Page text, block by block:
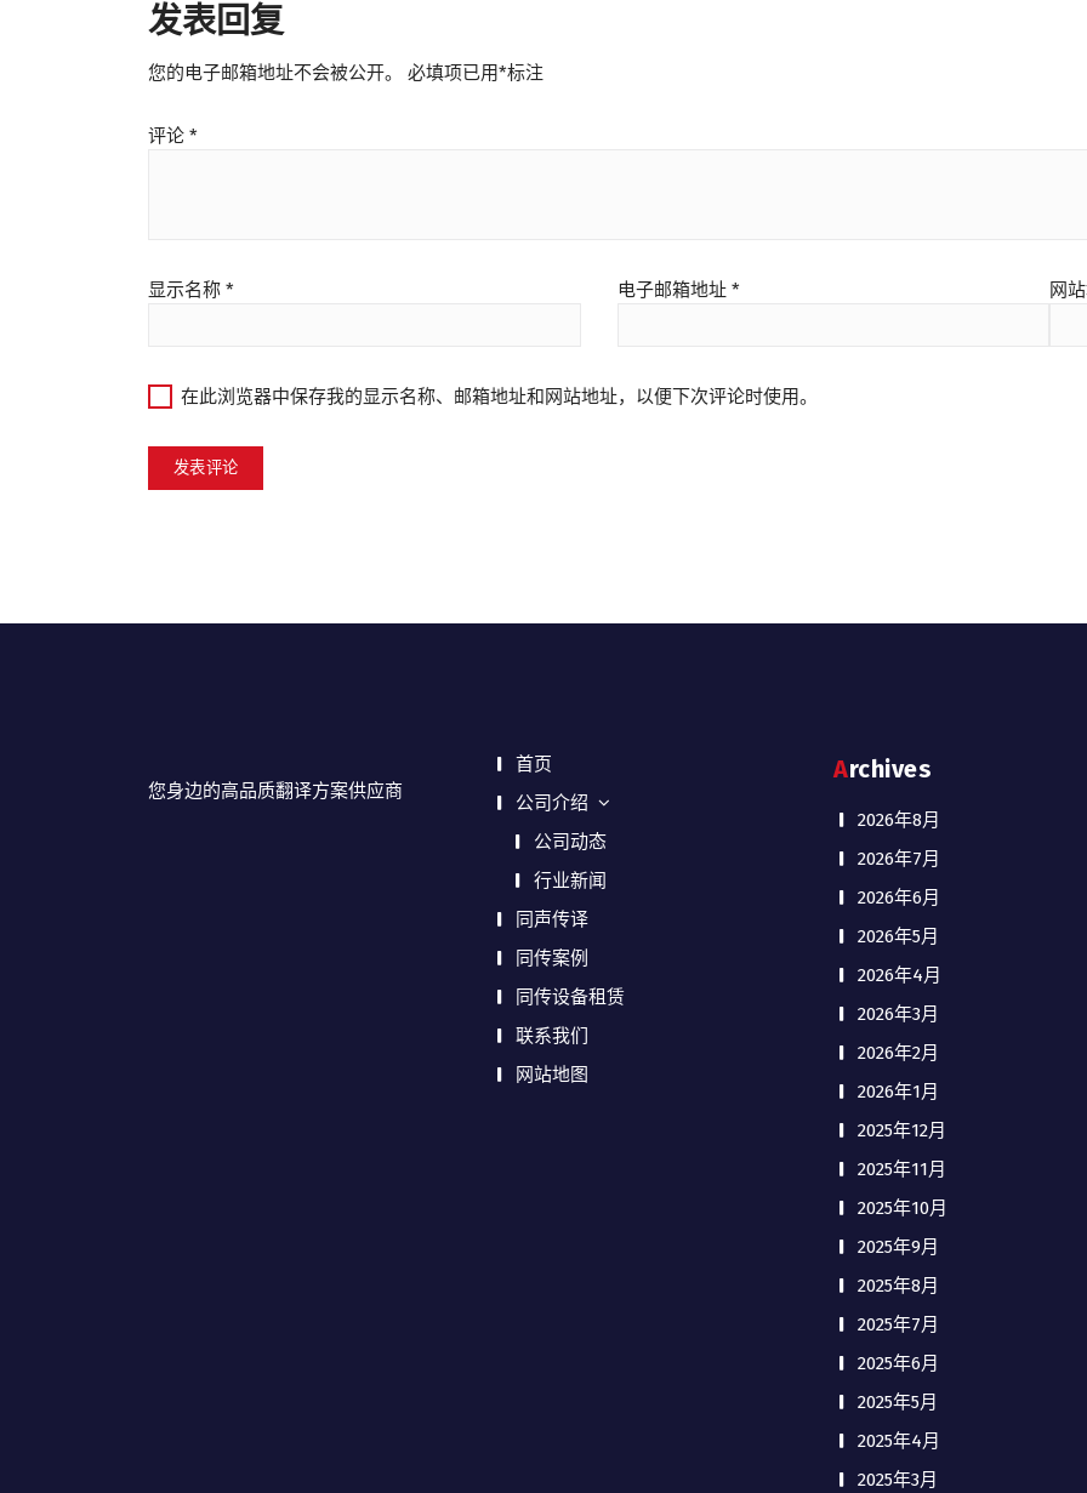
发表回复
您的电子邮箱地址不会被公开。 必填项已用*标注
评论 *
显示名称 * 电子邮箱地址 * 网
在此浏览器中保存我的显示名称、邮箱地址和网站地址，以便下次评论时使用。
您身边的高品质翻译方案供应商
首页
公司介绍
公司动态
行业新闻
同声传译
同传案例
同传设备租赁
联系我们
网站地图
Archives
2026年8月
2026年7月
2026年6月
2026年5月
2026年4月
2026年3月
2026年2月
2026年1月
2025年12月
2025年11月
2025年10月
2025年9月
2025年8月
2025年7月
2025年6月
2025年5月
2025年4月
2025年3月